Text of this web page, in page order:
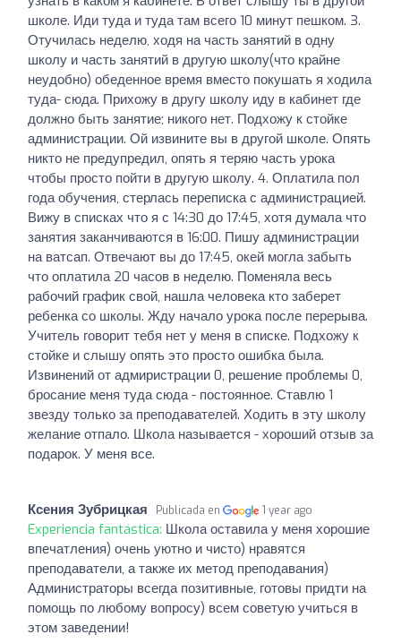
школе. Иди туда и туда там всего 10 минут пешком. 3.
Отучилась неделю, ходя на часть занятий в одну
школу и часть занятий в другую школу(что крайне
неудобно) обеденное время вместо покушать я ходила
туда- сюда. Прихожу в другу школу иду в кабинет где
должно быть занятие; никого нет. Подхожу к стойке
администрации. Ой извините вы в другой школе. Опять
никто не предупредил, опять я теряю часть урока
чтобы просто пойти в другую школу. 4. Оплатила пол
года обучения, стерлась переписка с администрацией.
Вижу в списках что я с 14:30 до 17:45, хотя думала что
занятия заканчиваются в 16:00. Пишу администрации
на ватсап. Отвечают вы до 17:45, окей могла забыть
что оплатила 20 часов в неделю. Поменяла весь
рабочий график свой, нашла человека кто заберет
ребенка со школы. Жду начало урока после перерыва.
Учитель говорит тебя нет у меня в списке. Подхожу к
стойке и слышу опять это просто ошибка была.
Извинений от адмиристрации 0, решение проблемы 0,
бросание меня туда сюда - постоянное. Ставлю 1
звезду только за преподавателей. Ходить в эту школу
желание отпало. Школа называется - хороший отзыв за
подарок. У меня все.
Ксения Зубрицкая Publicada en 1 year ago
Experiencia fantástica: Школа оставила у меня хорошие
впечатления) очень уютно и чисто) нравятся
преподаватели, а также их метод преподавания)
Администраторы всегда позитивные, готовы придти на
помощь по любому вопросу) всем советую учиться в
этом заведении!